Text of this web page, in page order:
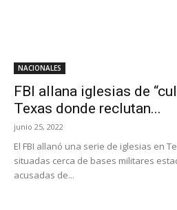
NACIONALES
FBI allana iglesias de
Texas donde reclutan...
junio 25, 2022
El FBI allanó una serie de iglesias en
situadas cerca de bases militares
acusadas de...